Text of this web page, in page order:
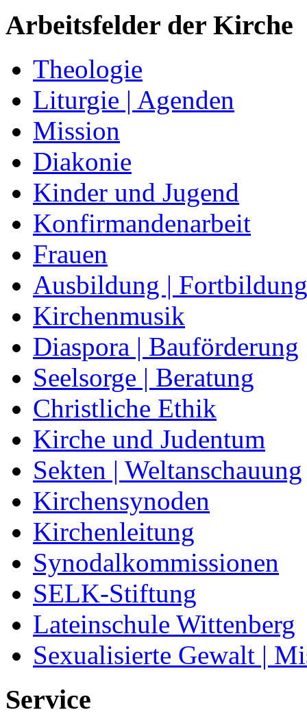
Arbeitsfelder der Kirche
Theologie
Liturgie | Agenden
Mission
Diakonie
Kinder und Jugend
Konfirmandenarbeit
Frauen
Ausbildung | Fortbildung
Kirchenmusik
Diaspora | Bauförderung
Seelsorge | Beratung
Christliche Ethik
Kirche und Judentum
Sekten | Weltanschauung
Kirchensynoden
Kirchenleitung
Synodalkommissionen
SELK-Stiftung
Lateinschule Wittenberg
Sexualisierte Gewalt |
Service